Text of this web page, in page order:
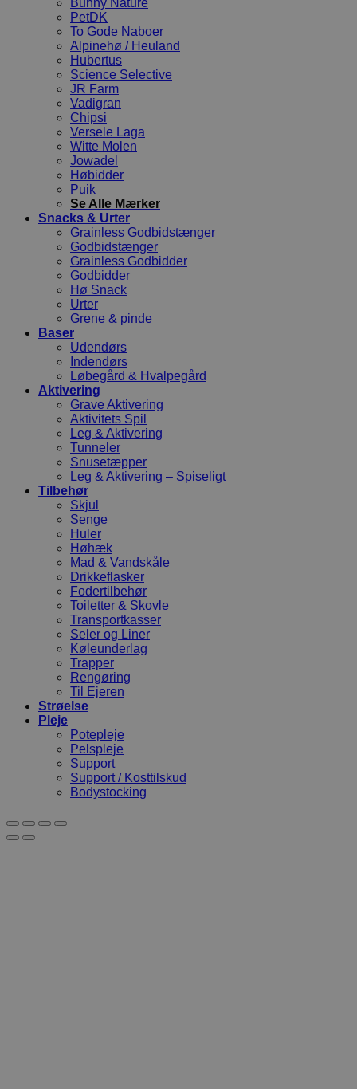
Bunny Nature
PetDK
To Gode Naboer
Alpinehø / Heuland
Hubertus
Science Selective
JR Farm
Vadigran
Chipsi
Versele Laga
Witte Molen
Jowadel
Høbidder
Puik
Se Alle Mærker
Snacks & Urter
Grainless Godbidstænger
Godbidstænger
Grainless Godbidder
Godbidder
Hø Snack
Urter
Grene & pinde
Baser
Udendørs
Indendørs
Løbegård & Hvalpegård
Aktivering
Grave Aktivering
Aktivitets Spil
Leg & Aktivering
Tunneler
Snusetæpper
Leg & Aktivering – Spiseligt
Tilbehør
Skjul
Senge
Huler
Høhæk
Mad & Vandskåle
Drikkeflasker
Fodertilbehør
Toiletter & Skovle
Transportkasser
Seler og Liner
Køleunderlag
Trapper
Rengøring
Til Ejeren
Strøelse
Pleje
Potepleje
Pelspleje
Support
Support / Kosttilskud
Bodystocking